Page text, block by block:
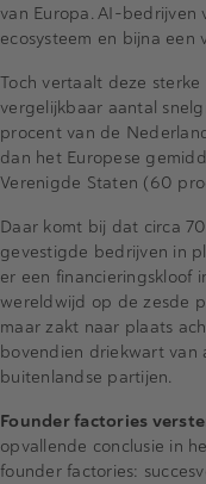
van Europa. AI-
ecosysteem en bijna een
Toch vertaalt deze
vergelijkbaar aantal
procent van de
dan het Europese
Verenigde Staten (60
Daar komt bij dat circa
gevestigde bedrijven in
er een financieringskloof
wereldwijd op de zesde
maar zakt naar plaats
bovendien driekwart van
buitenlandse partijen.
Founder factories
opvallende conclusie in
founder factories: